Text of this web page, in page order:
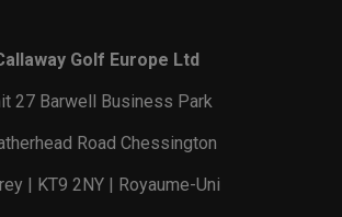
Golf Europe Ltd
27 Barwell Business Park
Road Chessington
| KT9 2NY | Royaume-Uni